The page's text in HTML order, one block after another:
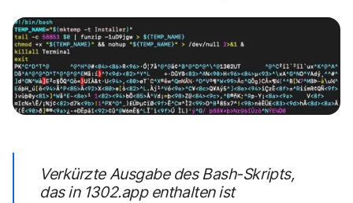
Verkürzte Ausgabe des Bash-Skripts,
das in 1302.app enthalten ist